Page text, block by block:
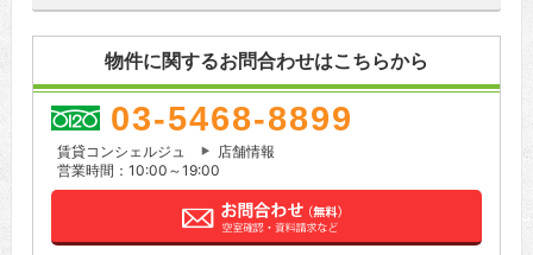
物件に関するお問合わせはこちらから
03-5468-8899
賃貸コンシェルジュ
店舗情報
営業時間：10:00～19:00